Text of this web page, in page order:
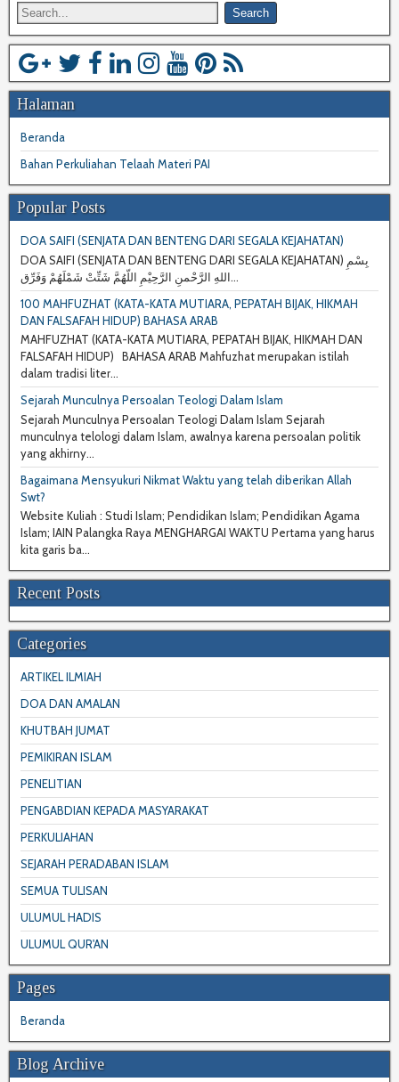
Halaman
Beranda
Bahan Perkuliahan Telaah Materi PAI
Popular Posts
DOA SAIFI (SENJATA DAN BENTENG DARI SEGALA KEJAHATAN)
DOA SAIFI (SENJATA DAN BENTENG DARI SEGALA KEJAHATAN) بِسْمِ
اللهِ الرَّحْمنِ الرَّحِيْمِ اللّهُمَّ شَتِّتْ شَمْلَهُمْ وَفَرِّق...
100 MAHFUZHAT (KATA-KATA MUTIARA, PEPATAH BIJAK, HIKMAH
DAN FALSAFAH HIDUP) BAHASA ARAB
MAHFUZHAT (KATA-KATA MUTIARA, PEPATAH BIJAK, HIKMAH DAN
FALSAFAH HIDUP) BAHASA ARAB Mahfuzhat merupakan istilah
dalam tradisi liter...
Sejarah Munculnya Persoalan Teologi Dalam Islam
Sejarah Munculnya Persoalan Teologi Dalam Islam Sejarah
munculnya telologi dalam Islam, awalnya karena persoalan politik
yang akhirny...
Bagaimana Mensyukuri Nikmat Waktu yang telah diberikan Allah
Swt?
Website Kuliah : Studi Islam; Pendidikan Islam; Pendidikan Agama
Islam; IAIN Palangka Raya MENGHARGAI WAKTU Pertama yang harus
kita garis ba...
Recent Posts
Categories
ARTIKEL ILMIAH
DOA DAN AMALAN
KHUTBAH JUMAT
PEMIKIRAN ISLAM
PENELITIAN
PENGABDIAN KEPADA MASYARAKAT
PERKULIAHAN
SEJARAH PERADABAN ISLAM
SEMUA TULISAN
ULUMUL HADIS
ULUMUL QUR'AN
Pages
Beranda
Blog Archive